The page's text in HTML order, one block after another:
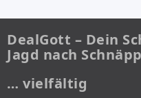
DealGott – Dein
Jagd nach
… vielfältig